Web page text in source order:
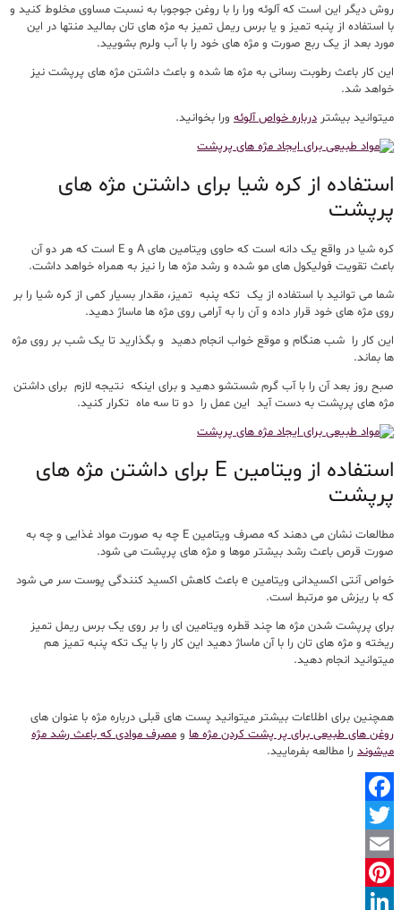
روش دیگر این است که آلوئه ورا را با روغن جوجوبا به نسبت مساوی مخلوط کنید و
با استفاده از پنبه تمیز و یا برس ریمل تمیز به مژه های تان بمالید منتها در این
مورد بعد از یک ربع صورت و مژه های خود را با آب ولرم بشویید.
این کار باعث رطوبت رسانی به مژه ها شده و باعث داشتن مژه های پرپشت نیز
خواهد شد.
میتوانید بیشتر درباره خواص آلوئه ورا بخوانید.
استفاده از کره شیا برای داشتن مژه های
پرپشت
کره شیا در واقع یک دانه است که حاوی ویتامین های A و E است که هر دو آن
باعث تقویت فولیکول های مو شده و رشد مژه ها را نیز به همراه خواهد داشت.
شما می توانید با استفاده از یک تکه پنبه تمیز، مقدار بسیار کمی از کره شیا را بر
روی مژه های خود قرار داده و آن را به آرامی روی مژه ها ماساژ دهید.
این کار را شب هنگام و موقع خواب انجام دهید و بگذارید تا یک شب بر روی مژه
ها بماند.
صبح روز بعد آن را با آب گرم شستشو دهید و برای اینکه نتیجه لازم برای داشتن
مژه های پرپشت به دست آید این عمل را دو تا سه ماه تکرار کنید.
استفاده از ویتامین E برای داشتن مژه های
پرپشت
مطالعات نشان می دهند که مصرف ویتامین E چه به صورت مواد غذایی و چه به
صورت قرص باعث رشد بیشتر موها و مژه های پرپشت می شود.
خواص آنتی اکسیدانی ویتامین e باعث کاهش اکسید کنندگی پوست سر می شود
که با ریزش مو مرتبط است.
برای پرپشت شدن مژه ها چند قطره ویتامین ای را بر روی یک برس ریمل تمیز
ریخته و مژه های تان را با آن ماساژ دهید این کار را با یک تکه پنبه تمیز هم
میتوانید انجام دهید.
همچنین برای اطلاعات بیشتر میتوانید پست های قبلی درباره مژه با عنوان های
روغن های طبیعی برای پر پشت کردن مژه ها و مصرف موادی که باعث رشد مژه
میشوند را مطالعه بفرمایید.
Facebook
Twitter
Email
Pinterest